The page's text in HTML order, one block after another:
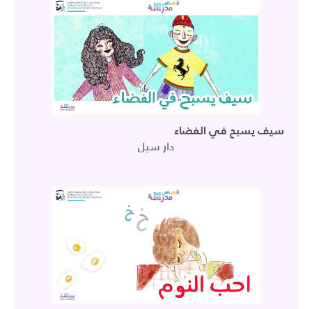
سيف يسبح في الفضاء
دار سيل